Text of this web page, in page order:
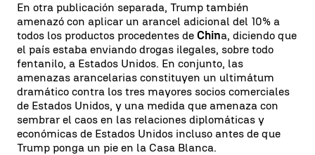
En otra publicación separada, Trump también
amenazó con aplicar un arancel adicional del 10% a
todos los productos procedentes de China, diciendo que
el país estaba enviando drogas ilegales, sobre todo
fentanilo, a Estados Unidos. En conjunto, las
amenazas arancelarias constituyen un ultimátum
dramático contra los tres mayores socios comerciales
de Estados Unidos, y una medida que amenaza con
sembrar el caos en las relaciones diplomáticas y
económicas de Estados Unidos incluso antes de que
Trump ponga un pie en la Casa Blanca.